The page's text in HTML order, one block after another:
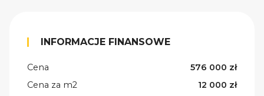
INFORMACJE FINANSOWE
Cena
576 000 zł
Cena za m2
12 000 zł